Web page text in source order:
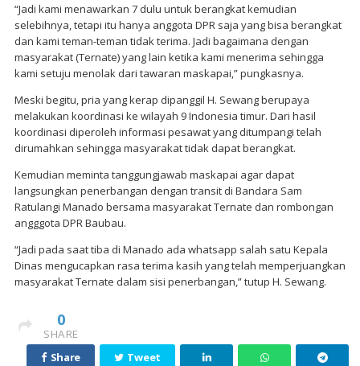
“Jadi kami menawarkan 7 dulu untuk berangkat kemudian
selebihnya, tetapi itu hanya anggota DPR saja yang bisa berangkat
dan kami teman-teman tidak terima. Jadi bagaimana dengan
masyarakat (Ternate) yang lain ketika kami menerima sehingga
kami setuju menolak dari tawaran maskapai,” pungkasnya.
Meski begitu, pria yang kerap dipanggil H. Sewang berupaya
melakukan koordinasi ke wilayah 9 Indonesia timur. Dari hasil
koordinasi diperoleh informasi pesawat yang ditumpangi telah
dirumahkan sehingga masyarakat tidak dapat berangkat.
Kemudian meminta tanggungjawab maskapai agar dapat
langsungkan penerbangan dengan transit di Bandara Sam
Ratulangi Manado bersama masyarakat Ternate dan rombongan
angggota DPR Baubau.
“Jadi pada saat tiba di Manado ada whatsapp salah satu Kepala
Dinas mengucapkan rasa terima kasih yang telah memperjuangkan
masyarakat Ternate dalam sisi penerbangan,” tutup H. Sewang.
0
SHARE
Share
Tweet